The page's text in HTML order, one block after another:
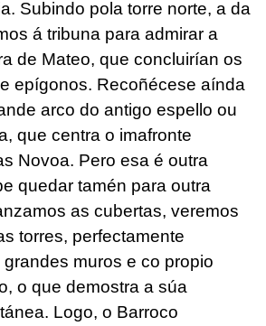
Subindo pola torre norte, a da
á tribuna para admirar a
de Mateo, que concluirían os
epígonos. Recoñécese aínda
arco do antigo espello ou
que centra o imafronte
Novoa. Pero esa é outra
quedar tamén para outra
as cubertas, veremos
torres, perfectamente
muros e co propio
o que demostra a súa
Logo, o Barroco